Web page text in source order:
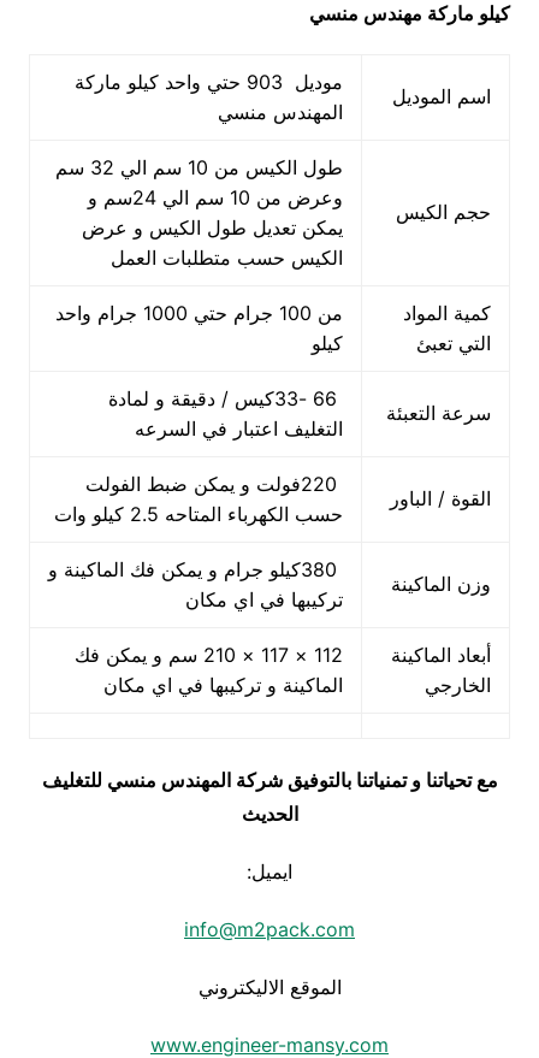
كيلو ماركة مهندس منسي
اسم الموديل
موديل 903 حتي واحد كيلو ماركة
المهندس منسي
حجم الكيس
طول الكيس من 10 سم الي 32 سم
وعرض من 10 سم الي 24سم و
يمكن تعديل طول الكيس و عرض
الكيس حسب متطلبات العمل
كمية المواد
التي تعبئ
من 100 جرام حتي 1000 جرام واحد
كيلو
سرعة التعبئة
66 -33كيس / دقيقة و لمادة
التغليف اعتبار في السرعه
القوة / الباور
220فولت و يمكن ضبط الفولت
حسب الكهرباء المتاحه 2.5 كيلو وات
وزن الماكينة
380كيلو جرام و يمكن فك الماكينة و
تركيبها في اي مكان
أبعاد الماكينة
الخارجي
112 × 117 × 210 سم و يمكن فك
الماكينة و تركيبها في اي مكان
مع تحياتنا و تمنياتنا بالتوفيق شركة المهندس منسي للتغليف
الحديث
ايميل:
info@m2pack.com
الموقع الاليكتروني
www.engineer-mansy.com